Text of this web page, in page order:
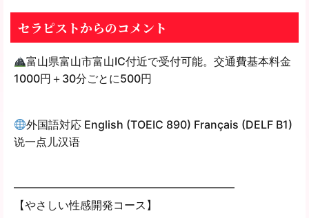
セラピストからのコメント
富山県富山市富山IC付近で受付可能。交通費基本料金
1000円＋30分ごとに500円
外国語対応 English (TOEIC 890) Français (DELF B1)
说一点儿汉语
━━━━━━━━━━━━━━━━━━━━
【やさしい性感開発コース】